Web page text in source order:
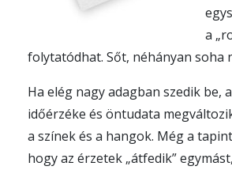
a
folytatódhat. Sőt, néhányan soha
Ha elég nagy adagban szedik be,
időérzéke és öntudata
a színek és a hangok. Még a
hogy az érzetek „átfedik”